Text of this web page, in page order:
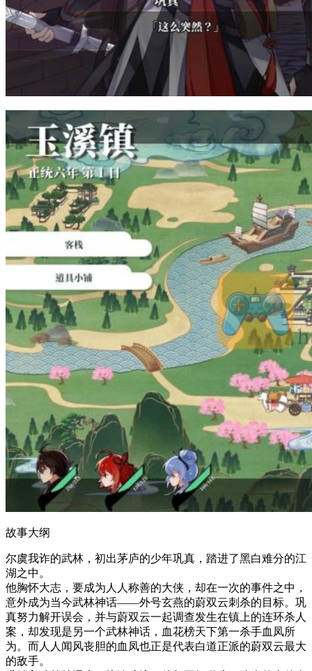
故事大纲
尔虞我诈的武林，初出茅庐的少年巩真，踏进了黑白难分的江
湖之中。
他胸怀大志，要成为人人称善的大侠，却在一次的事件之中，
意外成为当今武林神话——外号玄燕的蔚双云刺杀的目标。巩
真努力解开误会，并与蔚双云一起调查发生在镇上的连环杀人
案，却发现是另一个武林神话，血花榜天下第一杀手血凤所
为。而人人闻风丧胆的血凤也正是代表白道正派的蔚双云最大
的敌手。